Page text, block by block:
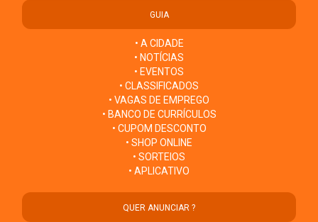
GUIA
• A CIDADE
• NOTÍCIAS
• EVENTOS
• CLASSIFICADOS
• VAGAS DE EMPREGO
• BANCO DE CURRÍCULOS
• CUPOM DESCONTO
• SHOP ONLINE
• SORTEIOS
• APLICATIVO
QUER ANUNCIAR ?